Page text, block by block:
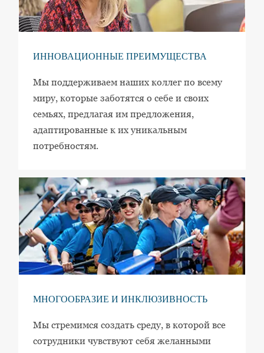
ИННОВАЦИОННЫЕ ПРЕИМУЩЕСТВА
Мы поддерживаем наших коллег по всему
миру, которые заботятся о себе и своих
семьях, предлагая им предложения,
адаптированные к их уникальным
потребностям.
МНОГООБРАЗИЕ И ИНКЛЮЗИВНОСТЬ
Мы стремимся создать среду, в которой все
сотрудники чувствуют себя желанными